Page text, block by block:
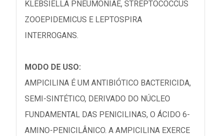
KLEBSIELLA PNEUMONIAE, STREPTOCOCCUS
ZOOEPIDEMICUS E LEPTOSPIRA
INTERROGANS.
MODO DE USO:
AMPICILINA É UM ANTIBIÓTICO BACTERICIDA,
SEMI-SINTÉTICO, DERIVADO DO NÚCLEO
FUNDAMENTAL DAS PENICILINAS, O ÁCIDO 6-
AMINO-PENICILÂNICO. A AMPICILINA EXERCE